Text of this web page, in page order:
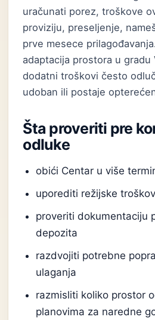
uračunati porez, troškove
proviziju, preseljenje,
prve mesece
adaptacija prostora u gradu
dodatni troškovi često
udoban ili postaje
Šta proveriti pre
odluke
obići Centar u više
uporediti režijske
proveriti dokumentaciju
depozita
razdvojiti potrebne
ulaganja
razmisliti koliko prostor
planovima za naredne